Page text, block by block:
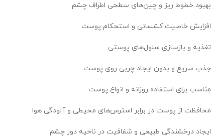
بهبود خطوط ریز و چین‌های سطحی اطراف چشم
افزایش خاصیت کشسانی و استحکام پوست
تغذیه و بازسازی سلول‌های پوستی
جذب سریع و بدون ایجاد چربی روی پوست
مناسب برای استفاده روزانه و انواع پوست
محافظت از پوست در برابر استرس‌های محیطی و آلودگی هوا
ایجاد درخشندگی طبیعی و شفافیت در ناحیه دور چشم